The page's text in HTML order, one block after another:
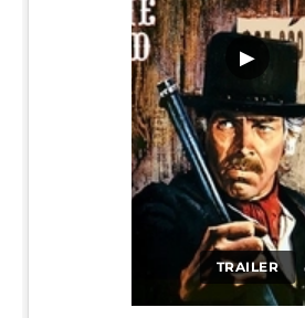
TRAILER
▶